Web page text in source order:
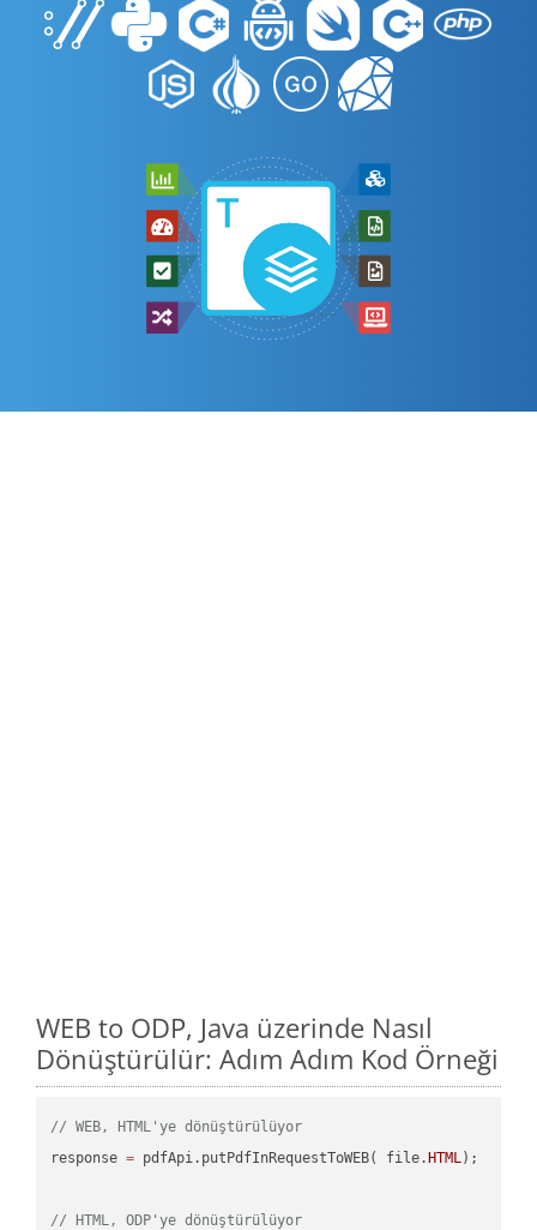
WEB to ODP, Java üzerinde Nasıl
Dönüştürülür: Adım Adım Kod Örneği
// WEB, HTML'ye dönüştürülüyor
response = pdfApi.putPdfInRequestToWEB( file. HTML);
// HTML, ODP'ye dönüştürülüyor